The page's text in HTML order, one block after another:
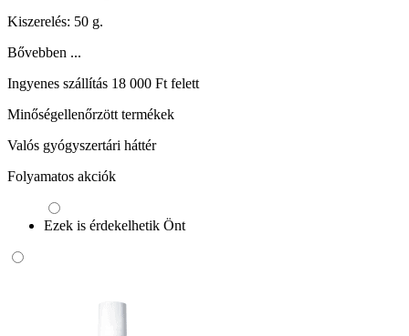
Kiszerelés: 50 g.
Bővebben ...
Ingyenes szállítás 18 000 Ft felett
Minőségellenőrzött termékek
Valós gyógyszertári háttér
Folyamatos akciók
Ezek is érdekelhetik Önt